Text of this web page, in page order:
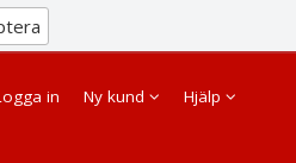
in Ny kund
Företag
Privat
Hjälp